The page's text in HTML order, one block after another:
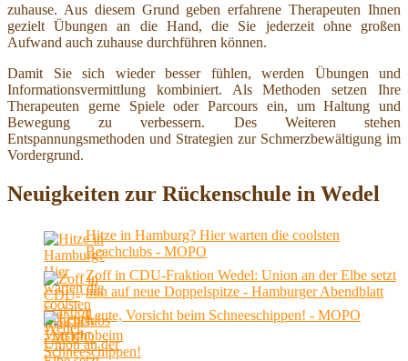
zuhause. Aus diesem Grund geben erfahrene Therapeuten Ihnen
gezielt Übungen an die Hand, die Sie jederzeit ohne großen
Aufwand auch zuhause durchführen können.
Damit Sie sich wieder besser fühlen, werden Übungen und
Informationsvermittlung kombiniert. Als Methoden setzen Ihre
Therapeuten gerne Spiele oder Parcours ein, um Haltung und
Bewegung zu verbessern. Des Weiteren stehen
Entspannungsmethoden und Strategien zur Schmerzbewältigung im
Vordergrund.
Neuigkeiten zur Rückenschule in Wedel
Hitze in Hamburg? Hier warten die coolsten
Beachclubs - MOPO
Zoff in CDU-Fraktion Wedel: Union an der Elbe setzt
nun auf neue Doppelspitze - Hamburger Abendblatt
Leute, Vorsicht beim Schneeschippen! - MOPO